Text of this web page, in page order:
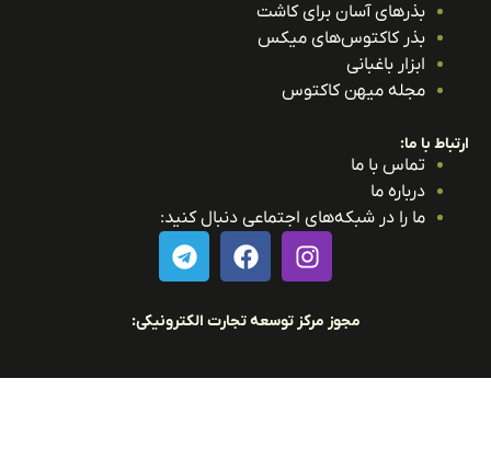
بذرهای آسان برای کاشت
بذر کاکتوس‌های میکس
ابزار باغبانی
مجله میهن کاکتوس
با ما:
تماس با ما
درباره ما
ما را در شبکه‌های اجتماعی دنبال کنید:
مجوز مرکز توسعه تجارت الکترونیکی: